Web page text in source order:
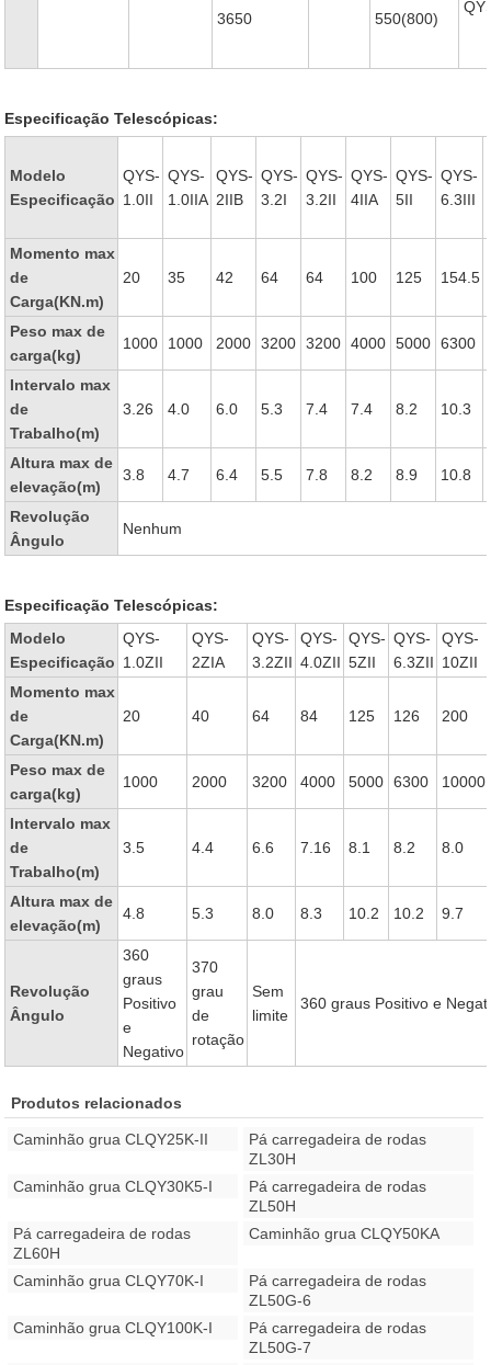
3650
550(800)
Especificação Telescópicas:
Modelo
Especificação
QYS-
1.0II
QYS-
1.0IIA
QYS-
2IIB
QYS-
3.2I
QYS-
3.2II
QYS-
4IIA
QYS-
5II
QYS-
6.3III
Momento max
de
Carga(KN.m)
20 35 42 64 64 100 125 154.5
Peso max de
carga(kg)
1000 1000 2000 3200 3200 4000 5000 6300
Intervalo max
de
Trabalho(m)
3.26 4.0 6.0 5.3 7.4 7.4 8.2 10.3
Altura max de
elevação(m)
3.8 4.7 6.4 5.5 7.8 8.2 8.9 10.8
Revolução
Ângulo
Nenhum
Especificação Telescópicas:
Modelo
Especificação
QYS-
1.0ZII
QYS-
2ZIA
QYS-
3.2ZII
QYS-
4.0ZII
QYS-
5ZII
QYS-
6.3ZII
QYS-
10ZII
Momento max
de
Carga(KN.m)
20 40 64 84 125 126 200
Peso max de
carga(kg)
1000 2000 3200 4000 5000 6300 10000
Intervalo max
de
Trabalho(m)
3.5 4.4 6.6 7.16 8.1 8.2 8.0
Altura max de
elevação(m)
4.8 5.3 8.0 8.3 10.2 10.2 9.7
Revolução
Ângulo
360
graus
Positivo
e
Negativo
370
grau
de
rotação
Sem
limite
360 graus Positivo e
Produtos relacionados
Caminhão grua CLQY25K-II
Pá carregadeira de rodas
ZL30H
Caminhão grua CLQY30K5-I
Pá carregadeira de rodas
ZL50H
Pá carregadeira de rodas
ZL60H
Caminhão grua CLQY50KA
Caminhão grua CLQY70K-I
Pá carregadeira de rodas
ZL50G-6
Caminhão grua CLQY100K-I
Pá carregadeira de rodas
ZL50G-7